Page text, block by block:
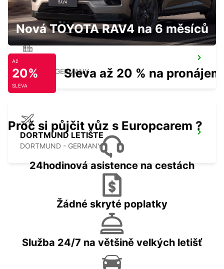
MINDEN - GERMANY
DORTMUND LETIŠTE
DORTMUND - GERMANY
Nová TOYOTA RAV4 na 6 měsíců
Až
20%
SLEVA
Sleva až 20 % na pronájem
Proč si půjčit vůz s Europcarem ?
24hodinová asistence na cestách
Žádné skryté poplatky
Služba 24/7 na většině velkých letišť